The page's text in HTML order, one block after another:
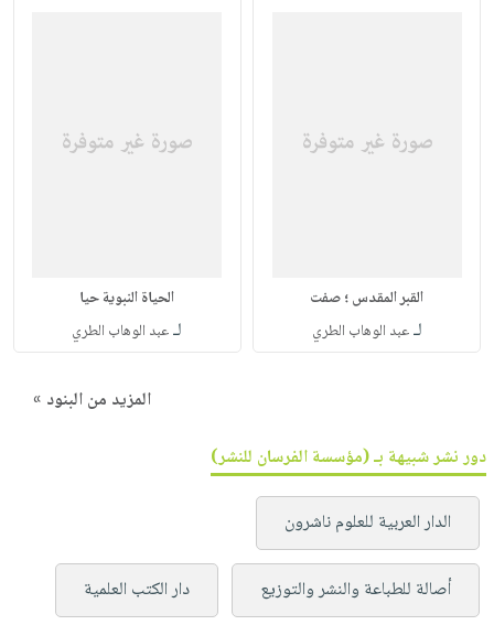
القبر المقدس ؛ صفت
لـعبد الوهاب الطري
الحياة النبوية حيا
لـعبد الوهاب الطري
المزيد من البنود »
دور نشر شبيهة بـ (مؤسسة الفرسان للنشر)
الدار العربية للعلوم ناشرون
أصالة للطباعة والنشر والتوزيع دار الكتب العلمية